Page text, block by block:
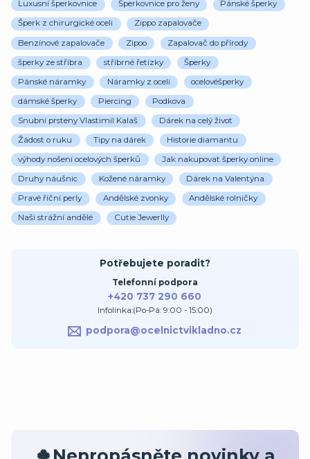
Luxusní šperkovnice Šperkovnice pro ženy Pánské šperky
Šperk z chirurgické oceli Zippo zapalovače
Benzínové zapalovače Zipoo Zapalovač do přírody
šperky ze stříbra stříbrné řetízky Šperky
Pánské náramky Náramky z oceli ocelovéšperky
dámské šperky Piercing Podkova
Snubní prsteny Vlastimil Kalaš Dárek na celý život
Žádost o ruku Tipy na dárek Historie diamantu
výhody nošení ocelových šperků Jak nakupovat šperky online
Druhy náušnic Kožené náramky Dárek na Valentýna
Pravé říční perly Andělské zvonky Andělské rolničky
Naši strážní andělé Cutie Jewerlly
Potřebujete poradit?
Telefonní podpora
+420 737 290 660
Infolinka:(Po-Pá: 9:00 - 15:00)
podpora@ocelnictvikladno.cz